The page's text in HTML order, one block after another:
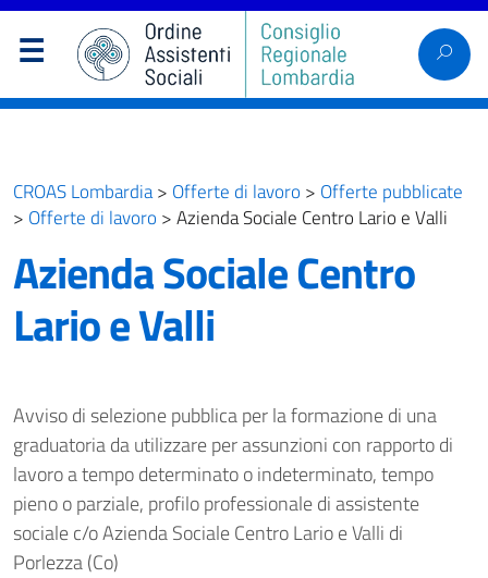
CROAS Lombardia> Offerte di lavoro > Offerte pubblicate
> Offerte di lavoro > Azienda Sociale Centro Lario e Valli
Azienda Sociale Centro
Lario e Valli
Avviso di selezione pubblica per la formazione di una
graduatoria da utilizzare per assunzioni con rapporto di
lavoro a tempo determinato o indeterminato, tempo
pieno o parziale, profilo professionale di assistente
sociale c/o Azienda Sociale Centro Lario e Valli di
Porlezza (Co)